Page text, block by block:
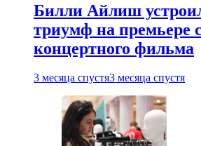
Билли Айлиш
триумф на премьере
концертного фильма
3 месяца спустя3 месяца спустя